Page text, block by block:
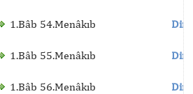
1.Bâb 54.Menâkıb
1.Bâb 55.Menâkıb
1.Bâb 56.Menâkıb